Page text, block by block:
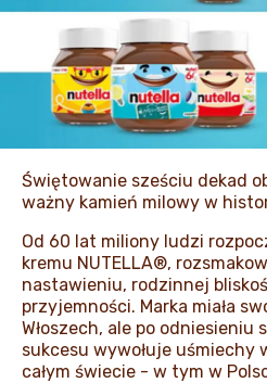
AKTUALNOŚCI I
Świętowanie sześciu dekad
ważny kamień milowy w
Od 60 lat miliony ludzi
kremu NUTELLA®,
nastawieniu, rodzinnej
przyjemności. Marka miała
Włoszech, ale po odniesieniu
sukcesu wywołuje uśmiechy
całym świecie - w tym w